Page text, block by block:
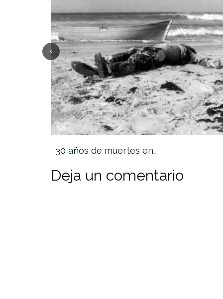
30 años de muertes en…
Deja un comentario